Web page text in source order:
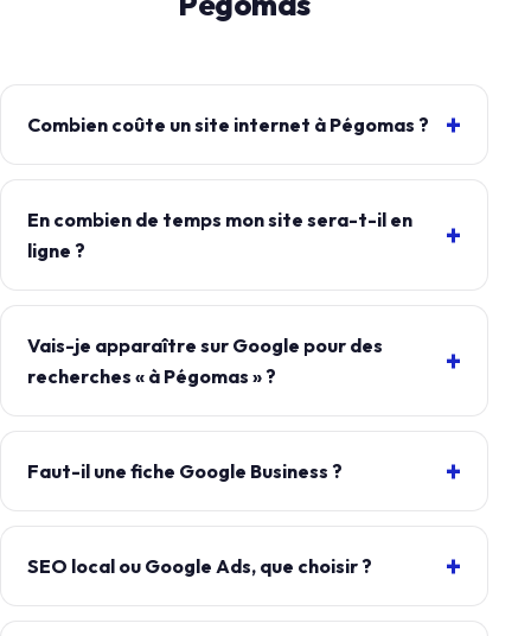
Combien coûte un site internet à Pégomas ?
En combien de temps mon site sera-t-il en
ligne ?
Vais-je apparaître sur Google pour des
recherches « à Pégomas » ?
Faut-il une fiche Google Business ?
SEO local ou Google Ads, que choisir ?